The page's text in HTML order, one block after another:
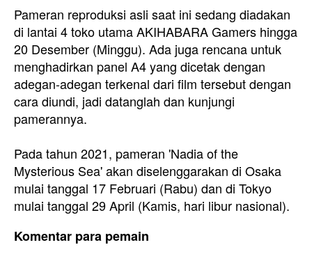
Pameran reproduksi asli saat ini sedang diadakan
di lantai 4 toko utama AKIHABARA Gamers hingga
20 Desember (Minggu). Ada juga rencana untuk
menghadirkan panel A4 yang dicetak dengan
adegan-adegan terkenal dari film tersebut dengan
cara diundi, jadi datanglah dan kunjungi
pamerannya.
Pada tahun 2021, pameran 'Nadia of the
Mysterious Sea' akan diselenggarakan di Osaka
mulai tanggal 17 Februari (Rabu) dan di Tokyo
mulai tanggal 29 April (Kamis, hari libur nasional).
Komentar para pemain